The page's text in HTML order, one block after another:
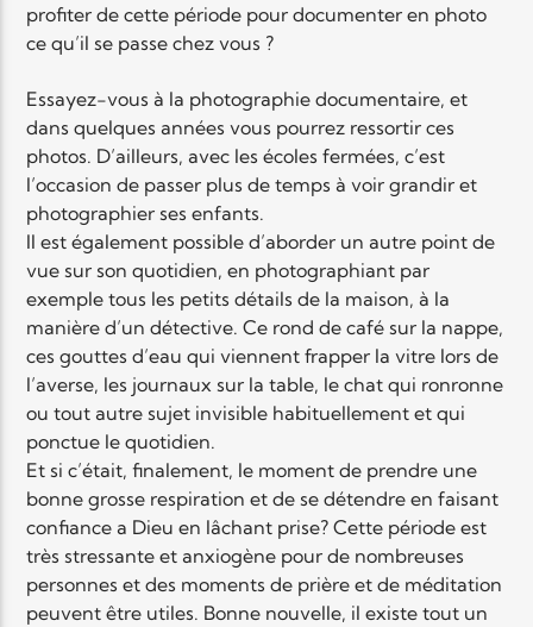
profiter de cette période pour documenter en photo
ce qu’il se passe chez vous ?
Essayez-vous à la photographie documentaire, et
dans quelques années vous pourrez ressortir ces
photos. D’ailleurs, avec les écoles fermées, c’est
l’occasion de passer plus de temps à voir grandir et
photographier ses enfants.
Il est également possible d’aborder un autre point de
vue sur son quotidien, en photographiant par
exemple tous les petits détails de la maison, à la
manière d’un détective. Ce rond de café sur la nappe,
ces gouttes d’eau qui viennent frapper la vitre lors de
l’averse, les journaux sur la table, le chat qui ronronne
ou tout autre sujet invisible habituellement et qui
ponctue le quotidien.
Et si c’était, finalement, le moment de prendre une
bonne grosse respiration et de se détendre en faisant
confiance a Dieu en lâchant prise? Cette période est
très stressante et anxiogène pour de nombreuses
personnes et des moments de prière et de méditation
peuvent être utiles. Bonne nouvelle, il existe tout un